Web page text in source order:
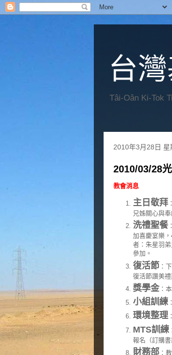
台
Tâi-Oân Ki-Tok
2010年3月28日 星
2010/03/28
教會消息
主日敬拜
兄姊關心與奉
洗禮聖餐
加喜慶宴樂
者：朱星羽
參加。
復活節 ：
復活節讚美
獎學金 ：
小組訓練
環境整理
MTS訓練
報名（訂購書
財務部 ：